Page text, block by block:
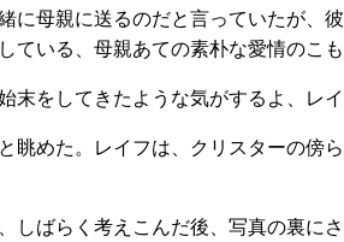
に母親に送るのだと言っていたが、
ている、母親あての素朴な愛情のこ
末をしてきたような気がするよ、レイ
眺めた。レイフは、クリスターの傍
しばらく考えこんだ後、写真の裏に